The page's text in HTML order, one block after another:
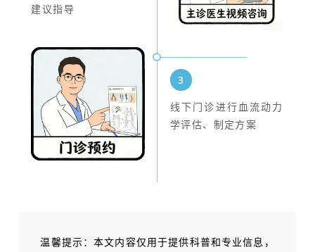
建议指导
3
线下门诊进行血流动力
学评估、制定方案
温馨提示：本文内容仅用于提供科普和专业信息，